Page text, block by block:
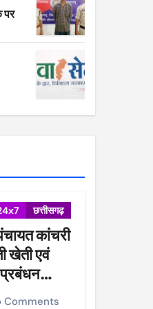
पर
छत्तीसगढ़
कांचरी
खेती एवं
प्रबंधन
का शुभारंभ
Comments